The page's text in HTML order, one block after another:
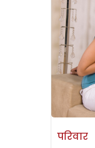
परिवार